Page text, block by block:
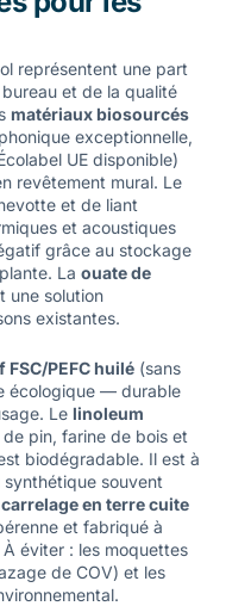
représentent une part
et de la qualité
matériaux biosourcés
exceptionnelle,
UE disponible)
revêtement mural. Le
et de liant
et acoustiques
grâce au stockage
La ouate de
une solution
existantes.
PEFC huilé(sans
écologique — durable
Le linoleum
de pin, farine de bois et
biodégradable. Il est à
souvent
carrelage en terre cuite
et fabriqué à
éviter : les moquettes
de COV) et les